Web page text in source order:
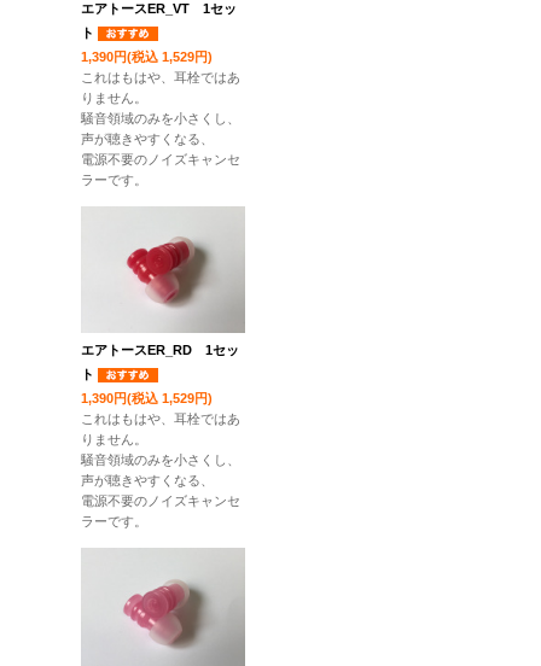
エアトースER_VT 1セッ
ト
1,390円(税込 1,529円)
これはもはや、耳栓ではあ
りません。
騒音領域のみを小さくし、
声が聴きやすくなる、
電源不要のノイズキャンセ
ラーです。
エアトースER_RD 1セッ
ト
1,390円(税込 1,529円)
これはもはや、耳栓ではあ
りません。
騒音領域のみを小さくし、
声が聴きやすくなる、
電源不要のノイズキャンセ
ラーです。